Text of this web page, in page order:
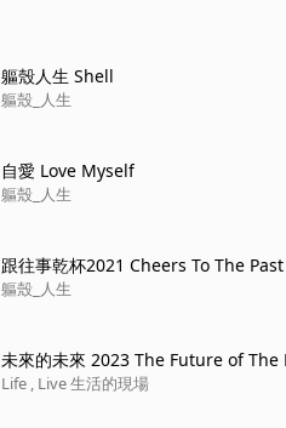
軀殼人生 Shell
軀殼_人生
自愛 Love Myself
軀殼_人生
跟往事乾杯2021 Cheers To The
軀殼_人生
未來的未來 2023 The Future of
Life , Live 生活的現場